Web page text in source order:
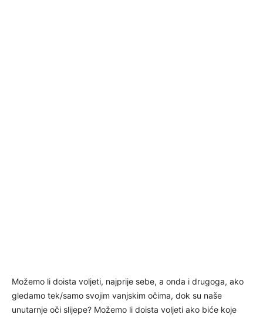
Možemo li doista voljeti, najprije sebe, a onda i drugoga, ako
gledamo tek/samo svojim vanjskim očima, dok su naše
unutarnje oči slijepe? Možemo li doista voljeti ako biće koje